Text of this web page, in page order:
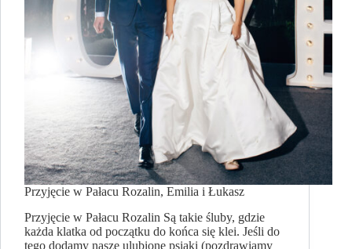
Przyjęcie w Pałacu Rozalin, Emilia i Łukasz
Przyjęcie w Pałacu Rozalin Są takie śluby, gdzie
każda klatka od początku do końca się klei. Jeśli do
tego dodamy nasze ulubione psiaki (pozdrawiamy